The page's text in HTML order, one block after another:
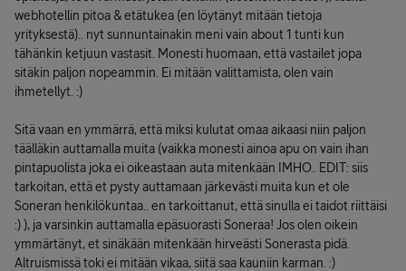
webhotellin pitoa & etätukea (en löytänyt mitään tietoja
yrityksestä).. nyt sunnuntainakin meni vain about 1 tunti kun
tähänkin ketjuun vastasit. Monesti huomaan, että vastailet jopa
sitäkin paljon nopeammin. Ei mitään valittamista, olen vain
ihmetellyt. :)
Sitä vaan en ymmärrä, että miksi kulutat omaa aikaasi niin paljon
täälläkin auttamalla muita (vaikka monesti ainoa apu on vain ihan
pintapuolista joka ei oikeastaan auta mitenkään IMHO.. EDIT: siis
tarkoitan, että et pysty auttamaan järkevästi muita kun et ole
Soneran henkilökuntaa.. en tarkoittanut, että sinulla ei taidot riittäisi
:) ), ja varsinkin auttamalla epäsuorasti Soneraa! Jos olen oikein
ymmärtänyt, et sinäkään mitenkään hirveästi Sonerasta pidä.
Altruismissä toki ei mitään vikaa, siitä saa kauniin karman. :)